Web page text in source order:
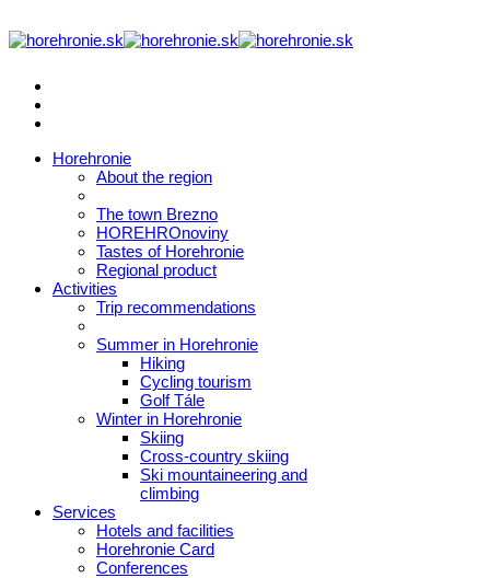
Horehronie
About the region
The town Brezno
HOREHROnoviny
Tastes of Horehronie
Regional product
Activities
Trip recommendations
Summer in Horehronie
Hiking
Cycling tourism
Golf Tále
Winter in Horehronie
Skiing
Cross-country skiing
Ski mountaineering and
climbing
Services
Hotels and facilities
Horehronie Card
Conferences